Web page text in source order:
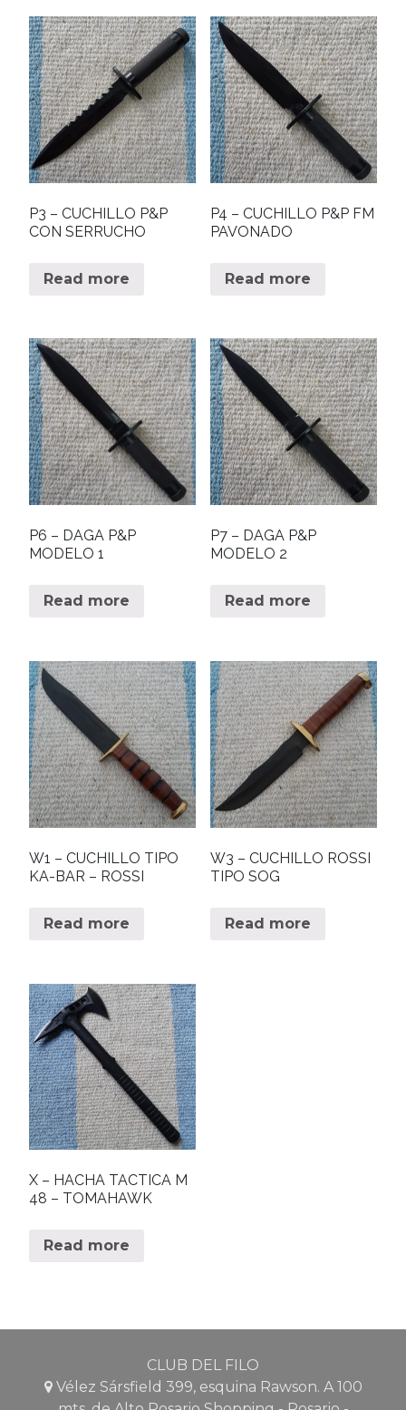
P3 – CUCHILLO P&P
CON SERRUCHO
Read more
P4 – CUCHILLO P&P FM
PAVONADO
Read more
P6 – DAGA P&P
MODELO 1
Read more
P7 – DAGA P&P
MODELO 2
Read more
W1 – CUCHILLO TIPO
KA-BAR – ROSSI
Read more
W3 – CUCHILLO ROSSI
TIPO SOG
Read more
X – HACHA TACTICA M
48 – TOMAHAWK
Read more
CLUB DEL FILO
Vélez Sársfield 399, esquina Rawson. A 100